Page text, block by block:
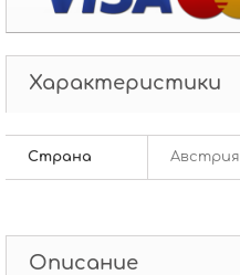
Характеристики
Страна Австрия
Описание